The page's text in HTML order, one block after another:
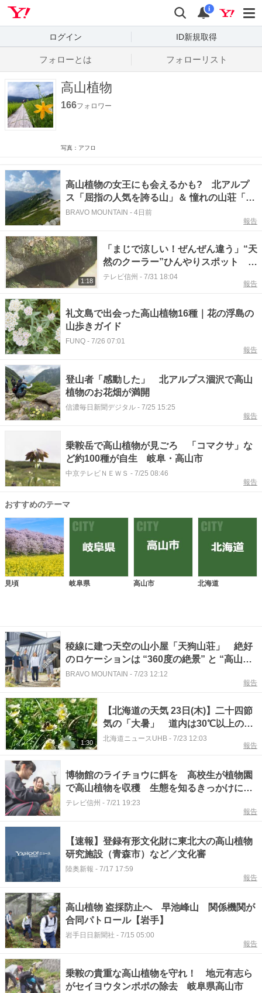
検索
通知
i
ログイン ID新規取得
フォローとは フォローリスト
高山植物
166フォロワー
写真：アフロ
高山植物の女王にも会えるかも? 北アルプ
ス「屈指の人気を誇る山」＆ 憧れの山荘「満
喫1泊登山」レポート
BRAVO MOUNTAIN - 4日前
報告
1:18
「まじで涼しい！ぜんぜん違う」“天
然のクーラー”ひんやりスポット 標
高約1900メートル栂池自然園の「風
穴」人気 高山植物も見頃【長野・
テレビ信州 - 7/31 18:04
報告
礼文島で出会った高山植物16種｜花の浮島の
山歩きガイド
FUNQ - 7/26 07:01
報告
登山者「感動した」 北アルプス涸沢で高山
植物のお花畑が満開
信濃毎日新聞デジタル - 7/25 15:25
報告
乗鞍岳で高山植物が見ごろ 「コマクサ」な
ど約100種が自生 岐阜・高山市
中京テレビＮＥＷＳ - 7/25 08:46
報告
おすすめのテーマ
見頃 岐阜県 高山市 北海道
稜線に建つ天空の山小屋「天狗山荘」 絶好
のロケーションは “360度の絶景” と “高山植
物の宝庫” 【長野県白馬村】
BRAVO MOUNTAIN - 7/23 12:12
報告
1:30
【北海道の天気 23日(木)】二十四節
気の「大暑」 道内は30℃以上の真
夏日が復活！雪が残る大雪山系黒岳
北海道ニュースUHB - 7/23 12:03
報告
博物館のライチョウに餌を 高校生が植物園
で高山植物を収穫 生態を知るきっかけに
【長野】
テレビ信州 - 7/21 19:23
報告
【速報】登録有形文化財に東北大の高山植物
研究施設（青森市）など／文化審
陸奥新報 - 7/17 17:59
報告
高山植物 盗採防止へ 早池峰山 関係機関が
合同パトロール【岩手】
岩手日日新聞社 - 7/15 05:00
報告
乗鞍の貴重な高山植物を守れ！ 地元有志ら
がセイヨウタンポポの除去 岐阜県高山市